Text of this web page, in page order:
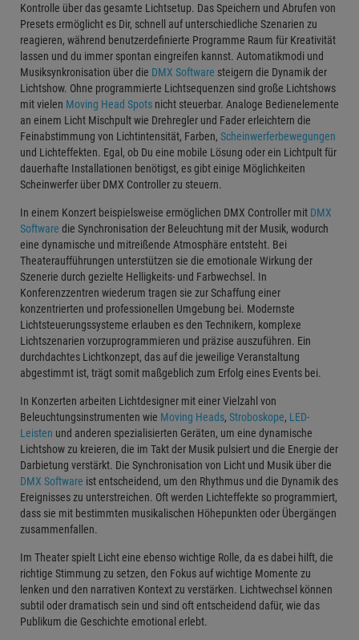
Kontrolle über das gesamte Lichtsetup. Das Speichern und Abrufen von
Presets ermöglicht es Dir, schnell auf unterschiedliche Szenarien zu
reagieren, während benutzerdefinierte Programme Raum für Kreativität
lassen und du immer spontan eingreifen kannst. Automatikmodi und
Musiksynkronisation über die DMX Software steigern die Dynamik der
Lichtshow. Ohne programmierte Lichtsequenzen sind große Lichtshows
mit vielen Moving Head Spots nicht steuerbar. Analoge Bedienelemente
an einem Licht Mischpult wie Drehregler und Fader erleichtern die
Feinabstimmung von Lichtintensität, Farben, Scheinwerferbewegungen
und Lichteffekten. Egal, ob Du eine mobile Lösung oder ein Lichtpult für
dauerhafte Installationen benötigst, es gibt einige Möglichkeiten
Scheinwerfer über DMX Controller zu steuern.
In einem Konzert beispielsweise ermöglichen DMX Controller mit DMX
Software die Synchronisation der Beleuchtung mit der Musik, wodurch
eine dynamische und mitreißende Atmosphäre entsteht. Bei
Theateraufführungen unterstützen sie die emotionale Wirkung der
Szenerie durch gezielte Helligkeits- und Farbwechsel. In
Konferenzzentren wiederum tragen sie zur Schaffung einer
konzentrierten und professionellen Umgebung bei. Modernste
Lichtsteuerungssysteme erlauben es den Technikern, komplexe
Lichtszenarien vorzuprogrammieren und präzise auszuführen. Ein
durchdachtes Lichtkonzept, das auf die jeweilige Veranstaltung
abgestimmt ist, trägt somit maßgeblich zum Erfolg eines Events bei.
In Konzerten arbeiten Lichtdesigner mit einer Vielzahl von
Beleuchtungsinstrumenten wie Moving Heads, Stroboskope, LED-
Leisten und anderen spezialisierten Geräten, um eine dynamische
Lichtshow zu kreieren, die im Takt der Musik pulsiert und die Energie der
Darbietung verstärkt. Die Synchronisation von Licht und Musik über die
DMX Software ist entscheidend, um den Rhythmus und die Dynamik des
Ereignisses zu unterstreichen. Oft werden Lichteffekte so programmiert,
dass sie mit bestimmten musikalischen Höhepunkten oder Übergängen
zusammenfallen.
Im Theater spielt Licht eine ebenso wichtige Rolle, da es dabei hilft, die
richtige Stimmung zu setzen, den Fokus auf wichtige Momente zu
lenken und den narrativen Kontext zu verstärken. Lichtwechsel können
subtil oder dramatisch sein und sind oft entscheidend dafür, wie das
Publikum die Geschichte emotional erlebt.